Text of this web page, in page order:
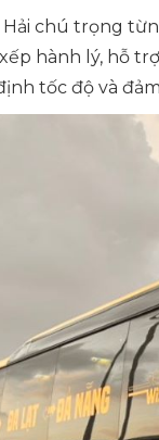
chú trọng
hành lý, hỗ
tốc độ và